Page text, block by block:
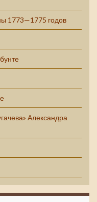
1773—1775 годов
Александра